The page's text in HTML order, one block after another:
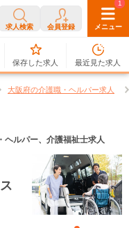
求人検索 会員登録 メニュー
0
保存した求人
1
最近見た求人
大阪府の介護職・ヘルパー求人
ヘルパー、介護福祉士求人